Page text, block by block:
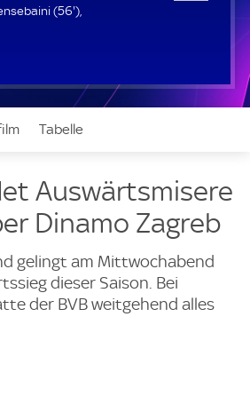
(56'5
n
t
)
Tabelle
Auswärtsmisere
Dinamo Zagreb
gelingt am Mittwochabend
dieser Saison. Bei
der BVB weitgehend alles